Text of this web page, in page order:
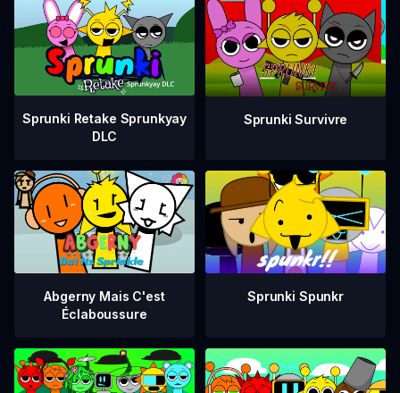
Sprunki Retake Sprunkyay
DLC
Sprunki Survivre
Abgerny Mais C'est
Éclaboussure
Sprunki Spunkr